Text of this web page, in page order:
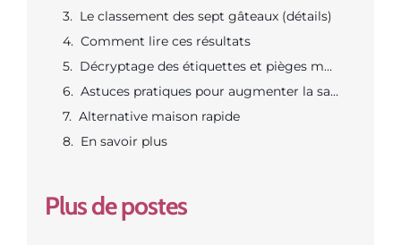
Le classement des sept gâteaux (détails)
Comment lire ces résultats
Décryptage des étiquettes et pièges marketing
Astuces pratiques pour augmenter la satiété sans trop de calories
Alternative maison rapide
En savoir plus
Plus de postes